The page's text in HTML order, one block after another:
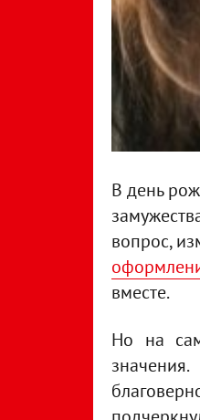
В день
вопрос,
вместе.
Но на